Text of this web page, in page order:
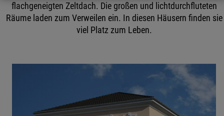
flachgeneigten Zeltdach. Die großen und lichtdurchfluteten
Räume laden zum Verweilen ein. In diesen Häusern finden sie
viel Platz zum Leben.